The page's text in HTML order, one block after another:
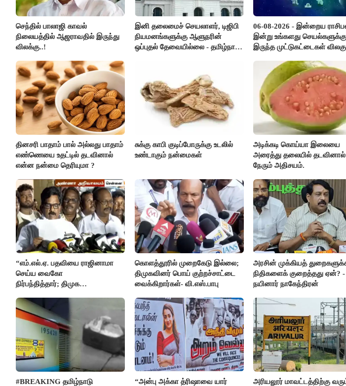
செந்தில் பாலாஜி காவல்
நிலையத்தில் ஆஜராவதில் இருந்து
விலக்கு..!
இனி தலைமைச் செயலாளர், டிஜிபி
நியமனங்களுக்கு ஆளுநரின்
ஒப்புதல் தேவையில்லை - தமிழ்நாடு
06-08-2026 - இன்றைய
இன்று உங்களது செயல்களுக்கு
இருந்த முட்டுகட்டைகள்
பணவரத்து கூடும்..!
தினசரி பாதாம் பால் அல்லது பாதாம்
எண்ணெயை உதட்டில் தடவினால்
என்ன நன்மை தெரியுமா ?
சுக்கு காபி குடிப்போருக்கு உடலில்
உண்டாகும் நன்மைகள்
அடிக்கடி கொய்யா இலையை
அரைத்து தலையில் தடவினால்
நேரும் அதிசயம்.
“எம்.எல்.ஏ. பதவியை ராஜினாமா
செய்ய வைகோ
நிர்பந்தித்தார்; திமுக
தொடர்கிறோம்”- மதிமுக
எம்.எல்.ஏக்கள் பரபரப்பு பேட்டி
கொளத்தூரில் முறைகேடு இல்லை;
திமுகவினர் பொய் குற்றச்சாட்டை
வைக்கிறார்கள்- வி.எஸ்.பாபு
அரசின் முக்கியத்
நிதிகளைக் குறைத்தது ஏன்? -
நயினார் நாகேந்திரன்
#BREAKING தமிழ்நாடு
“அன்பு அக்கா த்ரிஷாவை யார்
அரியலூர் மாவட்டத்திற்கு